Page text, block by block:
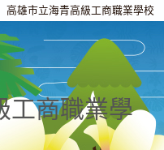
高雄市立海青高級工商職業學校
工商職業學